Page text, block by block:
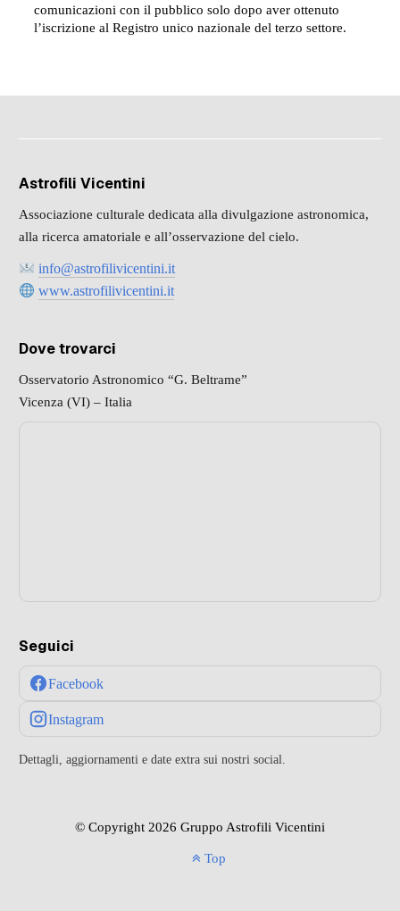
comunicazioni con il pubblico solo dopo aver ottenuto
l’iscrizione al Registro unico nazionale del terzo settore.
Astrofili Vicentini
Associazione culturale dedicata alla divulgazione astronomica,
alla ricerca amatoriale e all’osservazione del cielo.
info@astrofilivicentini.it
www.astrofilivicentini.it
Dove trovarci
Osservatorio Astronomico “G. Beltrame”
Vicenza (VI) – Italia
Seguici
Facebook
Instagram
Dettagli, aggiornamenti e date extra sui nostri social.
© Copyright 2026 Gruppo Astrofili Vicentini
Top